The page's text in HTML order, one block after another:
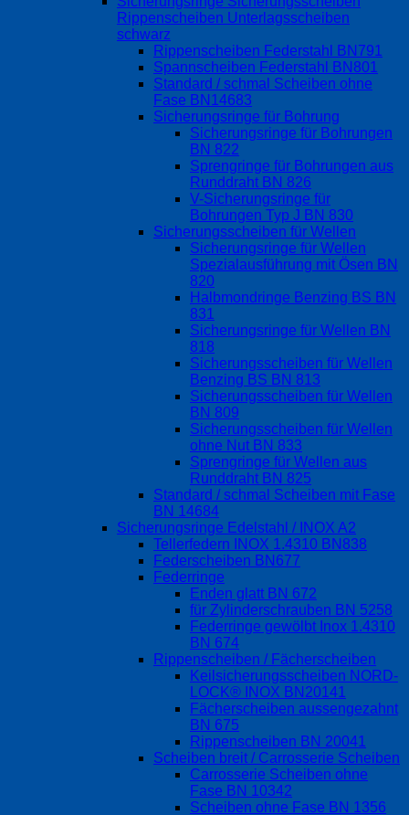
Rippenscheiben Unterlagsscheiben
schwarz
Rippenscheiben Federstahl BN791
Spannscheiben Federstahl BN801
Standard / schmal Scheiben ohne
Fase BN14683
Sicherungsringe für Bohrung
Sicherungsringe für Bohrungen
BN 822
Sprengringe für Bohrungen aus
Runddraht BN 826
V-Sicherungsringe für
Bohrungen Typ J BN 830
Sicherungsscheiben für Wellen
Sicherungsringe für Wellen
Spezialausführung mit Ösen BN
820
Halbmondringe Benzing BS BN
831
Sicherungsringe für Wellen BN
818
Sicherungsscheiben für Wellen
Benzing BS BN 813
Sicherungsscheiben für Wellen
BN 809
Sicherungsscheiben für Wellen
ohne Nut BN 833
Sprengringe für Wellen aus
Runddraht BN 825
Standard / schmal Scheiben mit Fase
BN 14684
Sicherungsringe Edelstahl / INOX A2
Tellerfedern INOX 1.4310 BN838
Federscheiben BN677
Federringe
Enden glatt BN 672
für Zylinderschrauben BN 5258
Federringe gewölbt Inox 1.4310
BN 674
Rippenscheiben / Fächerscheiben
Keilsicherungsscheiben NORD-
LOCK® INOX BN20141
Fächerscheiben aussengezahnt
BN 675
Rippenscheiben BN 20041
Scheiben breit / Carrosserie Scheiben
Carrosserie Scheiben ohne
Fase BN 10342
Scheiben ohne Fase BN 1356